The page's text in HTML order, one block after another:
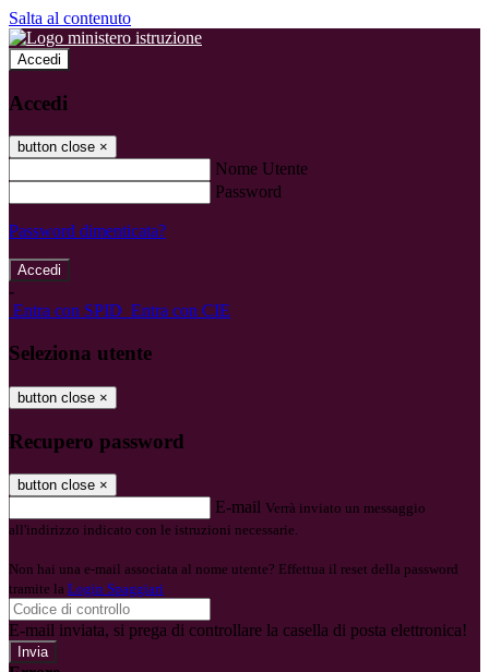
Salta al contenuto
Accedi
Accedi
button close ×
Nome Utente
Password
Password dimenticata?
-
Entra con SPID Entra con CIE
Seleziona utente
button close ×
Recupero password
button close ×
E-mail Verrà inviato un messaggio
all'indirizzo indicato con le istruzioni necessarie.
Non hai una e-mail associata al nome utente? Effettua il reset della password
tramite la Login Spaggiari
E-mail inviata, si prega di controllare la casella di posta elettronica!